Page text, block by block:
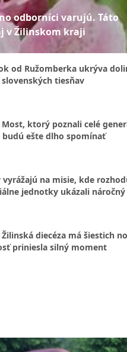
odborníci varujú. Táto
v Žilinskom kraji
od Ružomberka ukrýva
tiesňav
Most, ktorý poznali celé
budú ešte dlho spomínať
vyrážajú na misie, kde
jednotky ukázali
Žilinská diecéza má šiestich
priniesla silný moment